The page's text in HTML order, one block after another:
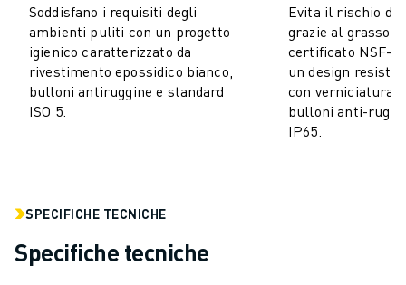
AUTOMOTIVE
VEICOLI ELETTRICI
ELETTRONICA
FOOD & BEVERAGE
MEDICALE
MACCHINE A 5 ASSI
SALDATURA AD ARCO
ASSEMBLAGGIO
Soddisfano i requisiti degli
ambienti puliti con un progetto
igienico caratterizzato da
rivestimento epossidico bianco,
bulloni antiruggine e standard
ISO 5.
Evita il rischio di
grazie al grasso
certificato NSF-
un design
con verniciatura
bulloni anti-
IP65.
SPECIFICHE TECNICHE
Specifiche tecniche